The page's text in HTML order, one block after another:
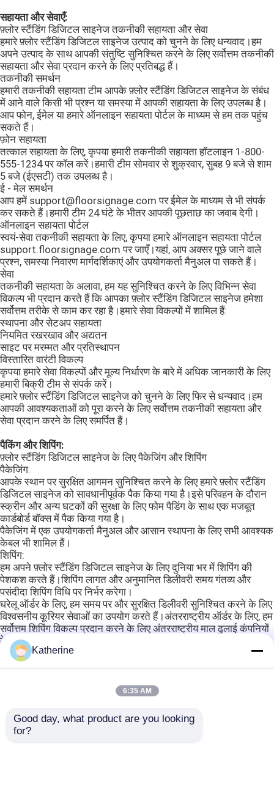
सहायता और सेवाएँ:
फ़्लोर स्टैंडिंग डिजिटल साइनेज तकनीकी सहायता और सेवा
हमारे फ़्लोर स्टैंडिंग डिजिटल साइनेज उत्पाद को चुनने के लिए धन्यवाद।हम
अपने उत्पाद के साथ आपकी संतुष्टि सुनिश्चित करने के लिए सर्वोत्तम तकनीकी
सहायता और सेवा प्रदान करने के लिए प्रतिबद्ध हैं।
तकनीकी समर्थन
हमारी तकनीकी सहायता टीम आपके फ़्लोर स्टैंडिंग डिजिटल साइनेज के संबंध
में आने वाले किसी भी प्रश्न या समस्या में आपकी सहायता के लिए उपलब्ध है।
आप फोन, ईमेल या हमारे ऑनलाइन सहायता पोर्टल के माध्यम से हम तक पहुंच
सकते हैं।
फ़ोन सहायता
तत्काल सहायता के लिए, कृपया हमारी तकनीकी सहायता हॉटलाइन 1-800-
555-1234 पर कॉल करें।हमारी टीम सोमवार से शुक्रवार, सुबह 9 बजे से शाम
5 बजे (ईएसटी) तक उपलब्ध है।
ई - मेल समर्थन
आप हमें support@floorsignage.com पर ईमेल के माध्यम से भी संपर्क
कर सकते हैं।हमारी टीम 24 घंटे के भीतर आपकी पूछताछ का जवाब देगी।
ऑनलाइन सहायता पोर्टल
स्वयं-सेवा तकनीकी सहायता के लिए, कृपया हमारे ऑनलाइन सहायता पोर्टल
support.floorsignage.com पर जाएँ।यहां, आप अक्सर पूछे जाने वाले
प्रश्न, समस्या निवारण मार्गदर्शिकाएं और उपयोगकर्ता मैनुअल पा सकते हैं।
सेवा
तकनीकी सहायता के अलावा, हम यह सुनिश्चित करने के लिए विभिन्न सेवा
विकल्प भी प्रदान करते हैं कि आपका फ़्लोर स्टैंडिंग डिजिटल साइनेज हमेशा
सर्वोत्तम तरीके से काम कर रहा है।हमारे सेवा विकल्पों में शामिल हैं:
स्थापना और सेटअप सहायता
नियमित रखरखाव और अद्यतन
साइट पर मरम्मत और प्रतिस्थापन
विस्तारित वारंटी विकल्प
कृपया हमारे सेवा विकल्पों और मूल्य निर्धारण के बारे में अधिक जानकारी के लिए
हमारी बिक्री टीम से संपर्क करें।
हमारे फ़्लोर स्टैंडिंग डिजिटल साइनेज को चुनने के लिए फिर से धन्यवाद।हम
आपकी आवश्यकताओं को पूरा करने के लिए सर्वोत्तम तकनीकी सहायता और
सेवा प्रदान करने के लिए समर्पित हैं।
पैकिंग और शिपिंग:
फ़्लोर स्टैंडिंग डिजिटल साइनेज के लिए पैकेजिंग और शिपिंग
पैकेजिंग:
आपके स्थान पर सुरक्षित आगमन सुनिश्चित करने के लिए हमारे फ़्लोर स्टैंडिंग
डिजिटल साइनेज को सावधानीपूर्वक पैक किया गया है।इसे परिवहन के दौरान
स्क्रीन और अन्य घटकों की सुरक्षा के लिए फोम पैडिंग के साथ एक मजबूत
कार्डबोर्ड बॉक्स में पैक किया गया है।
पैकेजिंग में एक उपयोगकर्ता मैनुअल और आसान स्थापना के लिए सभी आवश्यक
केबल भी शामिल हैं।
शिपिंग:
हम अपने फ़्लोर स्टैंडिंग डिजिटल साइनेज के लिए दुनिया भर में शिपिंग की
पेशकश करते हैं।शिपिंग लागत और अनुमानित डिलीवरी समय गंतव्य और
पसंदीदा शिपिंग विधि पर निर्भर करेगा।
घरेलू ऑर्डर के लिए, हम समय पर और सुरक्षित डिलीवरी सुनिश्चित करने के लिए
विश्वसनीय कूरियर सेवाओं का उपयोग करते हैं।अंतरराष्ट्रीय ऑर्डर के लिए, हम
सर्वोत्तम शिपिंग विकल्प प्रदान करने के लिए अंतरराष्ट्रीय माल ढुलाई कंपनियों
के साथ काम करते हैं।
एक बार आपका ऑर्डर शिप हो जाने के बाद, हम आपको एक ट्रैकिंग नंबर प्रदान
करेंगे ताकि आप अपने पैकेज की यात्रा को अपने दरवाजे तक ट्रैक कर सकें।
ग्राहक सहायता टीम से संपर्क करने में संकोच न करें।
सामान्य प्रश्न:
Katherine
6:35 AM
Good day, what product are you looking
for?